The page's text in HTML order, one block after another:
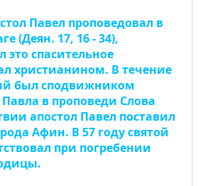
Павел проповедовал в
(Деян. 17, 16 - 34),
спасительное
христианином. В течение
был сподвижником
Павла в проповеди Слова
апостол Павел поставил
Афин. В 57 году святой
при погребении